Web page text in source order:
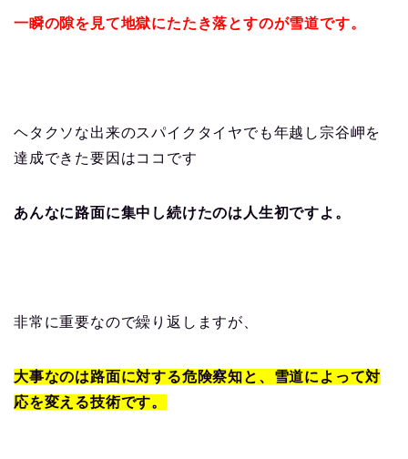
一瞬の隙を見て地獄にたたき落とすのが雪道です。
ヘタクソな出来のスパイクタイヤでも年越し宗谷岬を
達成できた要因はココです
あんなに路面に集中し続けたのは人生初ですよ。
非常に重要なので繰り返しますが、
大事なのは路面に対する危険察知と、雪道によって対
応を変える技術です。